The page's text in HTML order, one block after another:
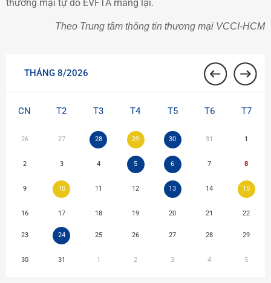
thương mại tự do EVFTA mang lại.
Theo Trung tâm thông tin thương mại VCCI-HCM
THÁNG 8/2026
CN T2 T3 T4 T5 T6 T7
26 27 28 29 30 31 1
2 3 4 5 6 7 8
9 10 11 12 13 14 15
16 17 18 19 20 21 22
23 24 25 26 27 28 29
30 31 1 2 3 4 5